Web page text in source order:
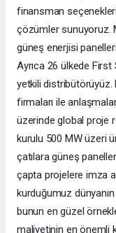
finansman
çözümler sunuyoruz.
güneş enerjisi
Ayrıca 26 ülkede
yetkili distribütörüyüz.
firmaları ile
üzerinde global proje
kurulu 500 MW üzeri
çatılara güneş
çapta projelere imza
kurduğumuz
bunun en güzel
maliyetinin en önemli